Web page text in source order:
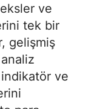
ve
tek bir
gelişmiş
ve